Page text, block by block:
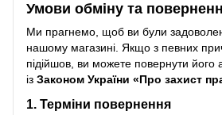
Умови обміну та
Ми прагнемо, щоб ви були
нашому магазині. Якщо з певних
підійшов, ви можете повернути його
із Законом України «Про захист
1. Терміни повернення